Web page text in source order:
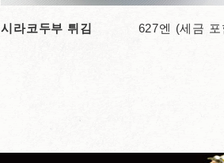
시라코두부 튀김 627엔 (세금 포